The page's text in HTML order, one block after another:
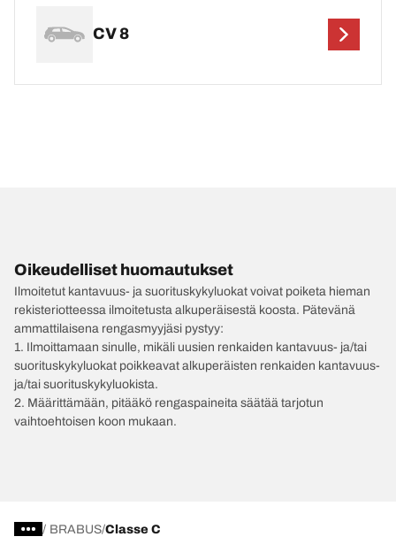
CV 8
Oikeudelliset huomautukset
Ilmoitetut kantavuus- ja suorituskykyluokat voivat poiketa hieman
rekisteriotteessa ilmoitetusta alkuperäisestä koosta. Pätevänä
ammattilaisena rengasmyyjäsi pystyy:
1. Ilmoittamaan sinulle, mikäli uusien renkaiden kantavuus- ja/tai
suorituskykyluokat poikkeavat alkuperäisten renkaiden kantavuus-
ja/tai suorituskykyluokista.
2. Määrittämään, pitääkö rengaspaineita säätää tarjotun
vaihtoehtoisen koon mukaan.
/ BRABUS Classe C